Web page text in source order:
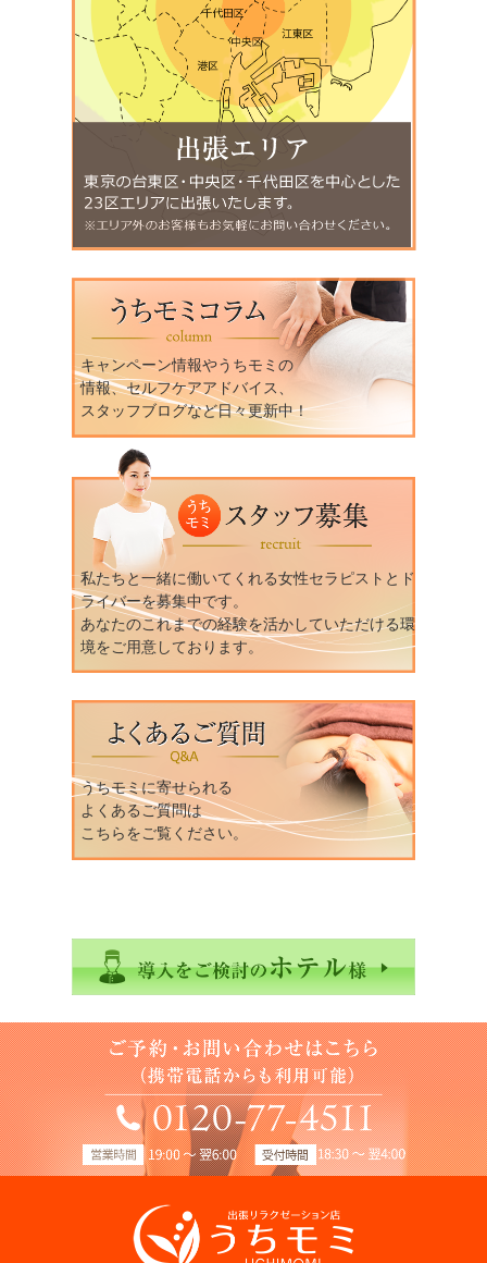
キャンペーン情報やうちモミの
情報、セルフケアアドバイス、
スタッフブログなど日々更新中！
私たちと一緒に働いてくれる女性セラピストとド
ライバーを募集中です。
あなたのこれまでの経験を活かしていただける環
境をご用意しております。
うちモミに寄せられる
よくあるご質問は
こちらをご覧ください。